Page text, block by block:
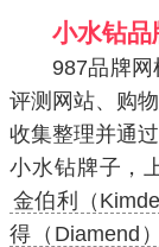
小水钻品
987品牌
评测网站、购
收集整理并通
小水钻牌子，
金伯利（
得（Diamend）